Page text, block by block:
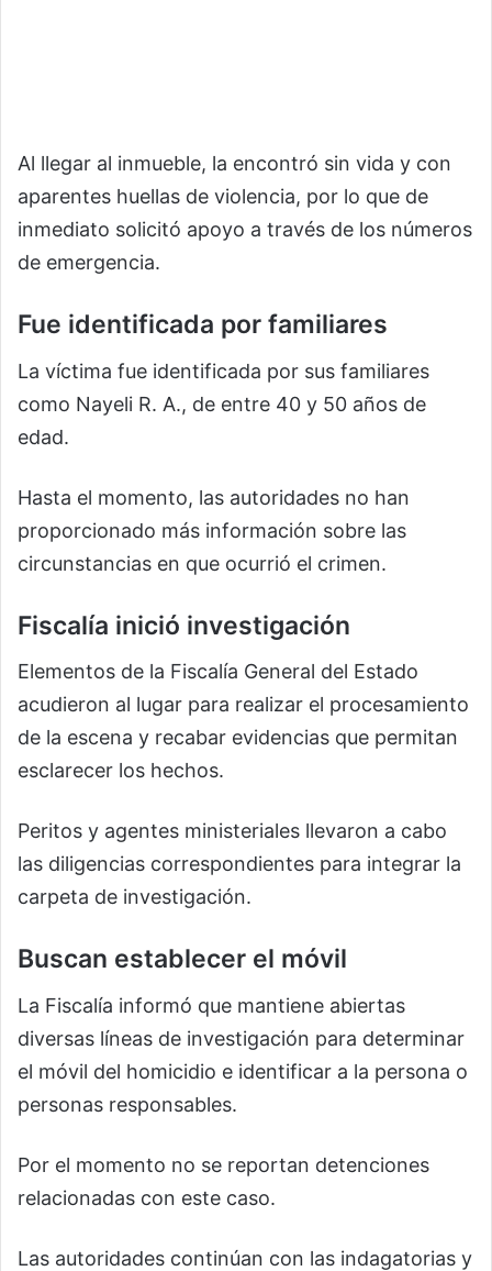
Al llegar al inmueble, la encontró sin vida y con
aparentes huellas de violencia, por lo que de
inmediato solicitó apoyo a través de los números
de emergencia.
Fue identificada por familiares
La víctima fue identificada por sus familiares
como Nayeli R. A., de entre 40 y 50 años de
edad.
Hasta el momento, las autoridades no han
proporcionado más información sobre las
circunstancias en que ocurrió el crimen.
Fiscalía inició investigación
Elementos de la Fiscalía General del Estado
acudieron al lugar para realizar el procesamiento
de la escena y recabar evidencias que permitan
esclarecer los hechos.
Peritos y agentes ministeriales llevaron a cabo
las diligencias correspondientes para integrar la
carpeta de investigación.
Buscan establecer el móvil
La Fiscalía informó que mantiene abiertas
diversas líneas de investigación para determinar
el móvil del homicidio e identificar a la persona o
personas responsables.
Por el momento no se reportan detenciones
relacionadas con este caso.
Las autoridades continúan con las indagatorias y